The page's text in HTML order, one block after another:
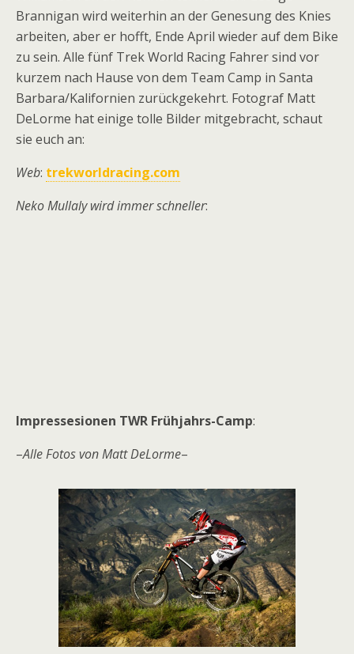
Brannigan wird weiterhin an der Genesung des Knies
arbeiten, aber er hofft, Ende April wieder auf dem Bike
zu sein. Alle fünf Trek World Racing Fahrer sind vor
kurzem nach Hause von dem Team Camp in Santa
Barbara/Kalifornien zurückgekehrt. Fotograf Matt
DeLorme hat einige tolle Bilder mitgebracht, schaut
sie euch an:
Web: trekworldracing.com
Neko Mullaly wird immer schneller:
Impressesionen TWR Frühjahrs-Camp:
–Alle Fotos von Matt DeLorme–